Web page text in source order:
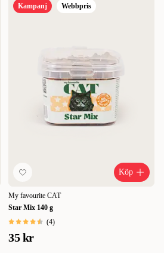
Kampanj Webbpris
Köp
My favourite CAT
Star Mix 140 g
(4)
35 kr